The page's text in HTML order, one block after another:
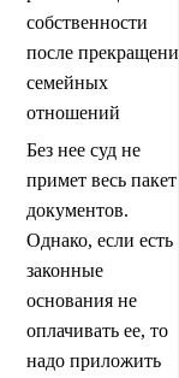
собственности
после
семейных
отношений
Без нее суд не
примет весь пакет
документов.
Однако, если есть
законные
основания не
оплачивать ее, то
надо приложить